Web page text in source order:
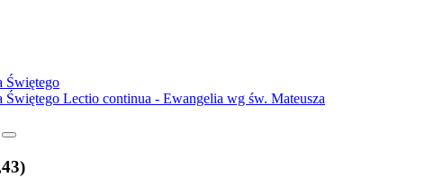
Świętego
Świętego Lectio continua - Ewangelia wg św. Mateusza